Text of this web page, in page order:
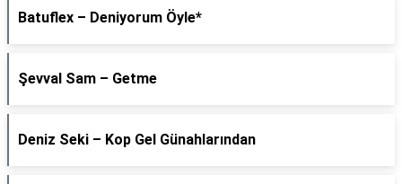
Batuflex – Deniyorum Öyle*
Şevval Sam – Getme
Deniz Seki – Kop Gel Günahlarından